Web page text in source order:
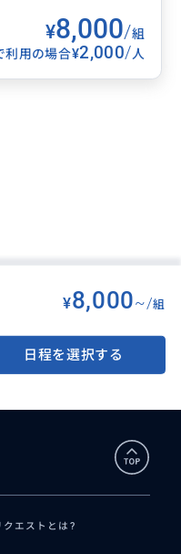
¥8,000/組
利用の場合¥2,000/人
¥8,000~/組
日程を選択する
インストラクターが親切に指導
/ 45マグナム M16 サブマシン
クエストとは?